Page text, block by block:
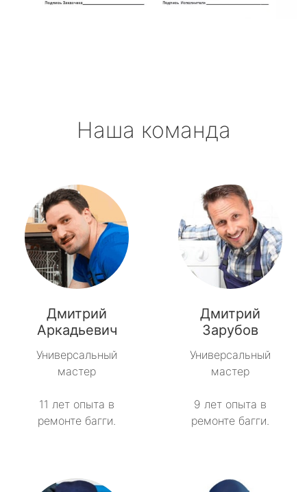
Наша команда
Дмитрий
Аркадьевич
Универсальный
мастер
11 лет опыта в
ремонте багги.
Дмитрий
Зарубов
Универсальный
мастер
9 лет опыта в
ремонте багги.